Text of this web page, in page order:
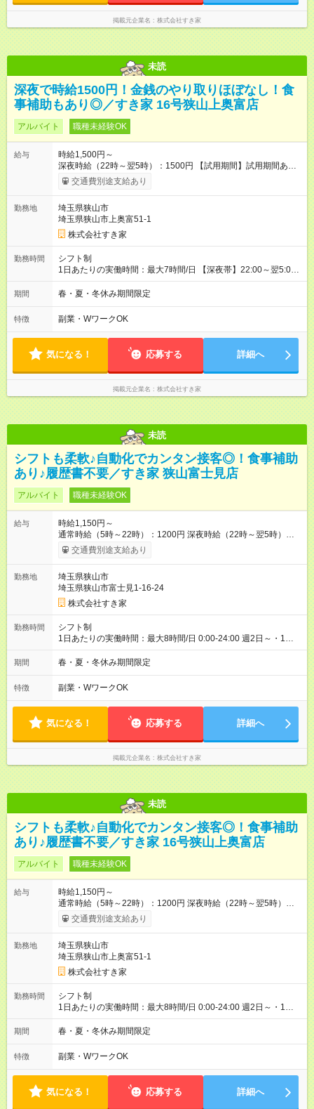
掲載元企業名 株式会社すき家
未読
深夜で時給1500円！金銭のやり取りほぼなし！食
事補助もあり◎／すき家 16号狭山上奥富店
アルバイト 職種未経験OK
給与
時給1,500円～
深夜時給（22時～翌5時）：1500円 【試用期間】試用期間あり
試用期間の長さ：1ヶ月 雇用形態、給与は本採用時と同じです。
試用期間の実態は30日（※条件変更なし）ですが、切り上げで
同時給）
交通費別途支給あり
勤務地
埼玉県狭山市
埼玉県狭山市上奥富51-1
株式会社すき家
勤務時間
シフト制
1日あたりの実働時間：最大7時間/日 【深夜帯】22:00～翌5:00
週2日～・1日2h～OK◎ ※22:00から翌5:00までは18歳以上の方
のみ勤務可能です（18歳未満の深夜業務禁止のため） ★深夜で
す。 必ず、2名以上での勤務を行いますので、安心して働けま
す。
期間 春・夏・冬休み期間限定
特徴 副業・WワークOK
気になる！ 応募する 詳細へ
掲載元企業名 株式会社すき家
未読
シフトも柔軟♪自動化でカンタン接客◎！食事補助
あり♪履歴書不要／すき家 狭山富士見店
アルバイト 職種未経験OK
給与
時給1,150円～
通常時給（5時～22時）：1200円 深夜時給（22時～翌5時）：
1500円 高校生時給：1150円 【特別手当】早朝手当（5：00-9：
00）時給+150円 【試用期間】試用期間あり 試用期間の長さ：1
30日（※条件変更なし）ですが、切り上げで一ヶ月とさせてい
ただきます。 研修制度あり：15時間(研修中も同時給）
交通費別途支給あり
勤務地
埼玉県狭山市
埼玉県狭山市富士見1-16-24
株式会社すき家
勤務時間
シフト制
1日あたりの実働時間：最大8時間/日 0:00-24:00 週2日～・1日
2h～OK ＜シフト例＞ 〇朝帯 5:00-9:00 〇昼帯 9:00-14:00 〇午
後帯 14:00-18:00 〇夜帯 18:00-22:00 〇深夜帯 22:00-翌5:00 基
ます♪
期間 春・夏・冬休み期間限定
特徴 副業・WワークOK
気になる！ 応募する 詳細へ
掲載元企業名 株式会社すき家
未読
シフトも柔軟♪自動化でカンタン接客◎！食事補助
あり♪履歴書不要／すき家 16号狭山上奥富店
アルバイト 職種未経験OK
給与
時給1,150円～
通常時給（5時～22時）：1200円 深夜時給（22時～翌5時）：
1500円 高校生時給：1150円 【特別手当】早朝手当（5：00-9：
00）時給+150円 【試用期間】試用期間あり 試用期間の長さ：1
30日（※条件変更なし）ですが、切り上げで一ヶ月とさせてい
ただきます。 研修制度あり：15時間(研修中も同時給）
交通費別途支給あり
勤務地
埼玉県狭山市
埼玉県狭山市上奥富51-1
株式会社すき家
勤務時間
シフト制
1日あたりの実働時間：最大8時間/日 0:00-24:00 週2日～・1日
2h～OK ＜シフト例＞ 〇朝帯 5:00-9:00 〇昼帯 9:00-14:00 〇午
後帯 14:00-18:00 〇夜帯 18:00-22:00 〇深夜帯 22:00-翌5:00 基
ます♪
期間 春・夏・冬休み期間限定
特徴 副業・WワークOK
気になる！ 応募する 詳細へ